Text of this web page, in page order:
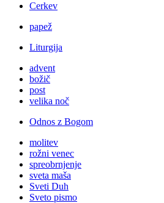
Cerkev
papež
Liturgija
advent
božič
post
velika noč
Odnos z Bogom
molitev
rožni venec
spreobrnjenje
sveta maša
Sveti Duh
Sveto pismo